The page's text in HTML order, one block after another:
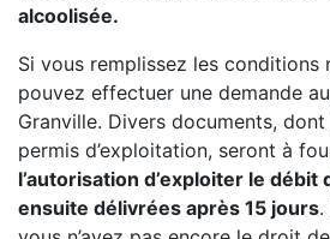
alcoolisée.
Si vous remplissez les conditions
pouvez effectuer une demande
Granville. Divers documents,
permis d’exploitation, seront à
l’autorisation d’exploiter le
ensuite délivrées après 15 jours.